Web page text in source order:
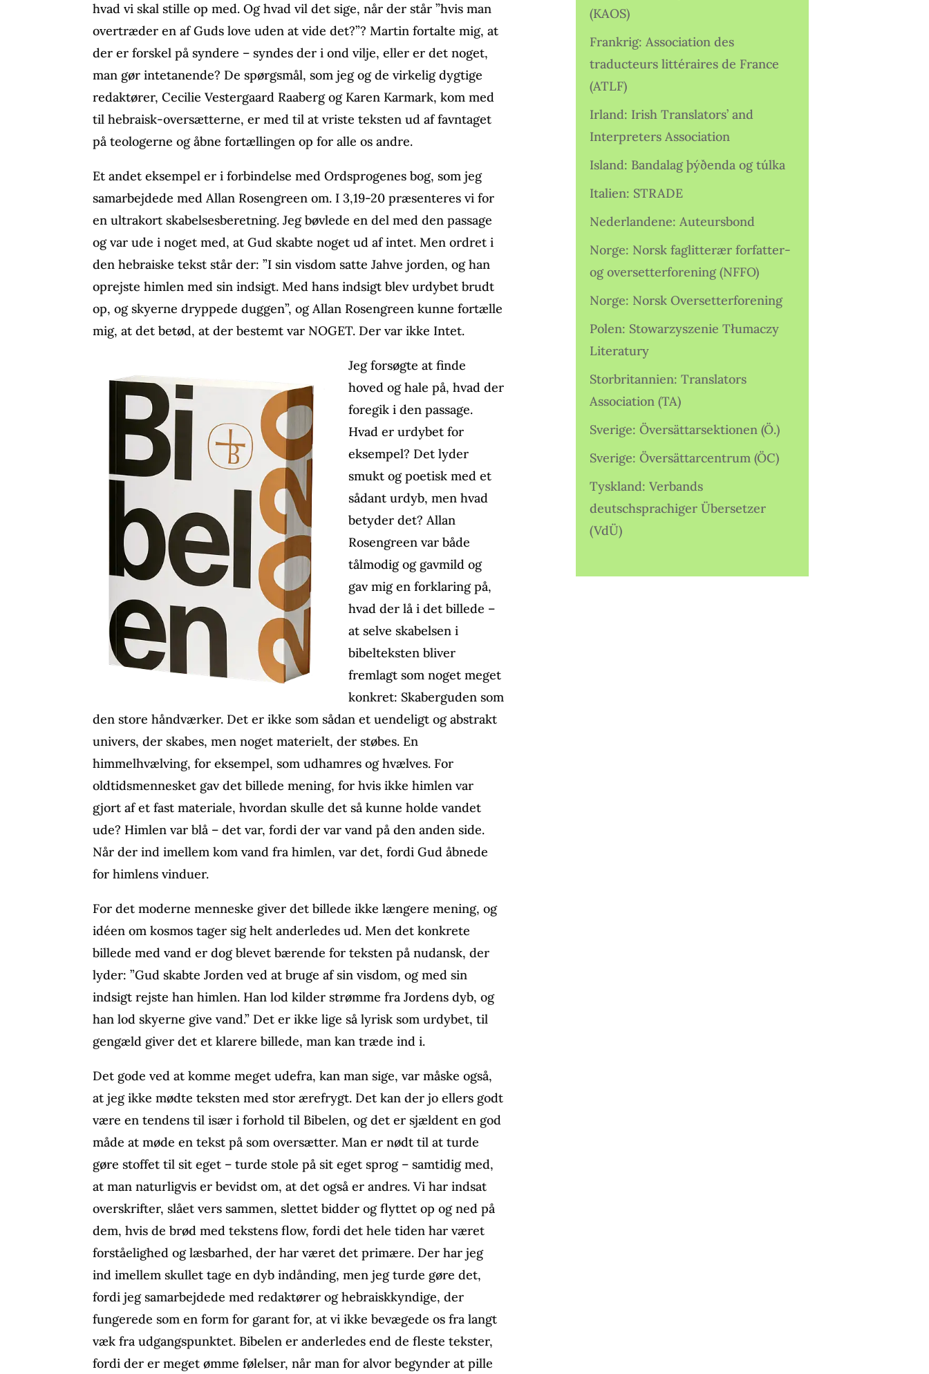
hvad vi skal stille op med. Og hvad vil det sige, når der står ”hvis man
overtræder en af Guds love uden at vide det?”? Martin fortalte mig, at
der er forskel på syndere – syndes der i ond vilje, eller er det noget,
man gør intetanende? De spørgsmål, som jeg og de virkelig dygtige
redaktører, Cecilie Vestergaard Raaberg og Karen Karmark, kom med
til hebraisk-oversætterne, er med til at vriste teksten ud af favntaget
på teologerne og åbne fortællingen op for alle os andre.
Et andet eksempel er i forbindelse med Ordsprogenes bog, som jeg
samarbejdede med Allan Rosengreen om. I 3,19-20 præsenteres vi for
en ultrakort skabelsesberetning. Jeg bøvlede en del med den passage
og var ude i noget med, at Gud skabte noget ud af intet. Men ordret i
den hebraiske tekst står der: ”I sin visdom satte Jahve jorden, og han
oprejste himlen med sin indsigt. Med hans indsigt blev urdybet brudt
op, og skyerne dryppede duggen”, og Allan Rosengreen kunne fortælle
mig, at det betød, at der bestemt var NOGET. Der var ikke Intet.
Jeg forsøgte at finde
hoved og hale på, hvad der
foregik i den passage.
Hvad er urdybet for
eksempel? Det lyder
smukt og poetisk med et
sådant urdyb, men hvad
betyder det? Allan
Rosengreen var både
tålmodig og gavmild og
gav mig en forklaring på,
hvad der lå i det billede –
at selve skabelsen i
bibelteksten bliver
fremlagt som noget meget
konkret: Skaberguden som
den store håndværker. Det er ikke som sådan et uendeligt og abstrakt
univers, der skabes, men noget materielt, der støbes. En
himmelhvælving, for eksempel, som udhamres og hvælves. For
oldtidsmennesket gav det billede mening, for hvis ikke himlen var
gjort af et fast materiale, hvordan skulle det så kunne holde vandet
ude? Himlen var blå – det var, fordi der var vand på den anden side.
Når der ind imellem kom vand fra himlen, var det, fordi Gud åbnede
for himlens vinduer.
For det moderne menneske giver det billede ikke længere mening, og
idéen om kosmos tager sig helt anderledes ud. Men det konkrete
billede med vand er dog blevet bærende for teksten på nudansk, der
lyder: ”Gud skabte Jorden ved at bruge af sin visdom, og med sin
indsigt rejste han himlen. Han lod kilder strømme fra Jordens dyb, og
han lod skyerne give vand.” Det er ikke lige så lyrisk som urdybet, til
gengæld giver det et klarere billede, man kan træde ind i.
Det gode ved at komme meget udefra, kan man sige, var måske også,
at jeg ikke mødte teksten med stor ærefrygt. Det kan der jo ellers godt
være en tendens til især i forhold til Bibelen, og det er sjældent en god
måde at møde en tekst på som oversætter. Man er nødt til at turde
gøre stoffet til sit eget – turde stole på sit eget sprog – samtidig med,
at man naturligvis er bevidst om, at det også er andres. Vi har indsat
overskrifter, slået vers sammen, slettet bidder og flyttet op og ned på
dem, hvis de brød med tekstens flow, fordi det hele tiden har været
forståelighed og læsbarhed, der har været det primære. Der har jeg
ind imellem skullet tage en dyb indånding, men jeg turde gøre det,
fordi jeg samarbejdede med redaktører og hebraiskkyndige, der
fungerede som en form for garant for, at vi ikke bevægede os fra langt
væk fra udgangspunktet. Bibelen er anderledes end de fleste tekster,
fordi der er meget ømme følelser, når man for alvor begynder at pille
(KAOS)
Frankrig: Association des
traducteurs littéraires de France
(ATLF)
Irland: Irish Translators’ and
Interpreters Association
Island: Bandalag þýðenda og túlka
Italien: STRADE
Nederlandene: Auteursbond
Norge: Norsk faglitterær forfatter-
og oversetterforening (NFFO)
Norge: Norsk Oversetterforening
Polen: Stowarzyszenie Tłumaczy
Literatury
Storbritannien: Translators
Association (TA)
Sverige: Översättarsektionen (Ö.)
Sverige: Översättarcentrum (ÖC)
Tyskland: Verbands
deutschsprachiger Übersetzer
(VdÜ)